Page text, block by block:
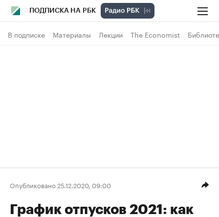
ПОДПИСКА НА РБК
В подписке Материалы Лекции The Economist
Опубликовано 25.12.2020, 09:00
График отпусков 2021: как